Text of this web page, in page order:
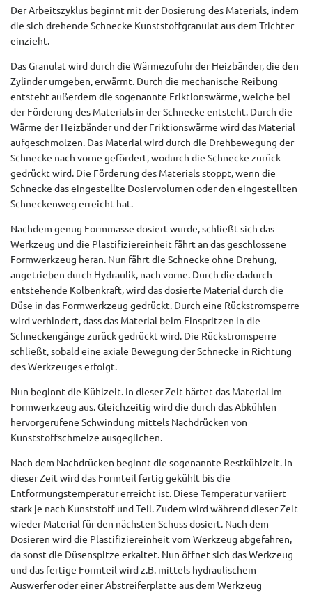
Der Arbeitszyklus beginnt mit der Dosierung des Materials, indem
die sich drehende Schnecke Kunststoffgranulat aus dem Trichter
einzieht.
Das Granulat wird durch die Wärmezufuhr der Heizbänder, die den
Zylinder umgeben, erwärmt. Durch die mechanische Reibung
entsteht außerdem die sogenannte Friktionswärme, welche bei
der Förderung des Materials in der Schnecke entsteht. Durch die
Wärme der Heizbänder und der Friktionswärme wird das Material
aufgeschmolzen. Das Material wird durch die Drehbewegung der
Schnecke nach vorne gefördert, wodurch die Schnecke zurück
gedrückt wird. Die Förderung des Materials stoppt, wenn die
Schnecke das eingestellte Dosiervolumen oder den eingestellten
Schneckenweg erreicht hat.
Nachdem genug Formmasse dosiert wurde, schließt sich das
Werkzeug und die Plastifiziereinheit fährt an das geschlossene
Formwerkzeug heran. Nun fährt die Schnecke ohne Drehung,
angetrieben durch Hydraulik, nach vorne. Durch die dadurch
entstehende Kolbenkraft, wird das dosierte Material durch die
Düse in das Formwerkzeug gedrückt. Durch eine Rückstromsperre
wird verhindert, dass das Material beim Einspritzen in die
Schneckengänge zurück gedrückt wird. Die Rückstromsperre
schließt, sobald eine axiale Bewegung der Schnecke in Richtung
des Werkzeuges erfolgt.
Nun beginnt die Kühlzeit. In dieser Zeit härtet das Material im
Formwerkzeug aus. Gleichzeitig wird die durch das Abkühlen
hervorgerufene Schwindung mittels Nachdrücken von
Kunststoffschmelze ausgeglichen.
Nach dem Nachdrücken beginnt die sogenannte Restkühlzeit. In
dieser Zeit wird das Formteil fertig gekühlt bis die
Entformungstemperatur erreicht ist. Diese Temperatur variiert
stark je nach Kunststoff und Teil. Zudem wird während dieser Zeit
wieder Material für den nächsten Schuss dosiert. Nach dem
Dosieren wird die Plastifiziereinheit vom Werkzeug abgefahren,
da sonst die Düsenspitze erkaltet. Nun öffnet sich das Werkzeug
und das fertige Formteil wird z.B. mittels hydraulischem
Auswerfer oder einer Abstreiferplatte aus dem Werkzeug